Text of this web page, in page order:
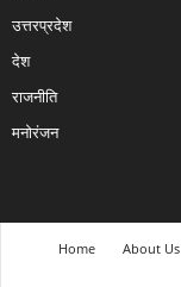
उत्तरप्रदेश
देश
राजनीति
मनोरंजन
Home About Us